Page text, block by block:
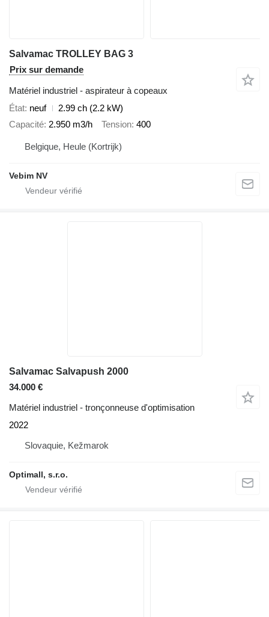
Salvamac TROLLEY BAG 3
Prix sur demande
Matériel industriel - aspirateur à copeaux
État neuf
2.99 ch (2.2 kW)
Capacité 2.950 m3/h Tension 400
Belgique, Heule (Kortrijk)
Vebim NV
Salvamac Salvapush 2000
34.000 €
Matériel industriel - tronçonneuse d'optimisation
2022
Slovaquie, Kežmarok
Optimall, s.r.o.